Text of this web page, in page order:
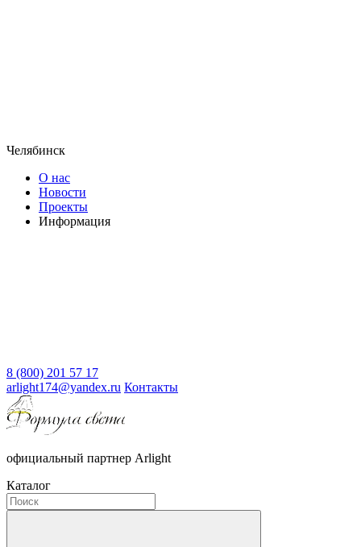
Челябинск
О нас
Новости
Проекты
Информация
8 (800) 201 57 17
arlight174@yandex.ru Контакты
официальный партнер Arlight
Каталог